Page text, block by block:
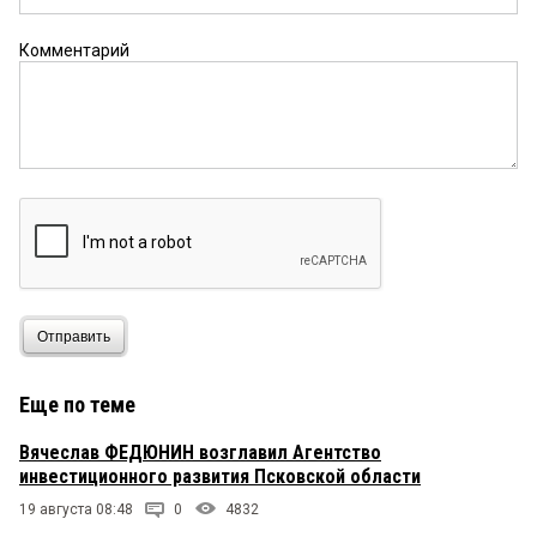
Комментарий
Отправить
Еще по теме
Вячеслав ФЕДЮНИН возглавил Агентство
инвестиционного развития Псковской области
19 августа 08:48 0 4832